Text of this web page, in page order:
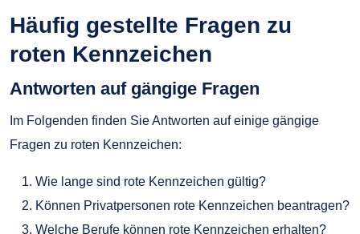
Häufig gestellte Fragen zu
roten Kennzeichen
Antworten auf gängige Fragen
Im Folgenden finden Sie Antworten auf einige gängige
Fragen zu roten Kennzeichen:
Wie lange sind rote Kennzeichen gültig?
Können Privatpersonen rote Kennzeichen beantragen?
Welche Berufe können rote Kennzeichen erhalten?